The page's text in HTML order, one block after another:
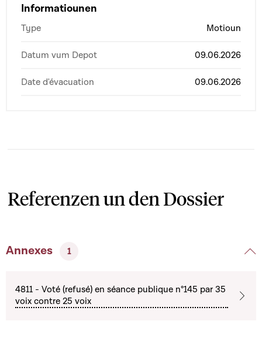
Informatiounen
Type Motioun
Datum vum Depot 09.06.2026
Date d'évacuation 09.06.2026
Referenzen un den Dossier
Annexes 1
4811 - Voté (refusé) en séance publique n°145 par 35
voix contre 25 voix